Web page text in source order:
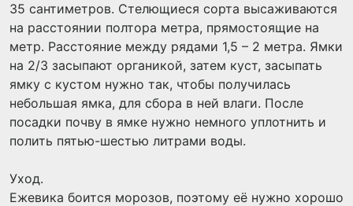
35 сантиметров. Стелющиеся сорта высаживаются
на расстоянии полтора метра, прямостоящие на
метр. Расстояние между рядами 1,5 – 2 метра. Ямки
на 2/3 засыпают органикой, затем куст, засыпать
ямку с кустом нужно так, чтобы получилась
небольшая ямка, для сбора в ней влаги. После
посадки почву в ямке нужно немного уплотнить и
полить пятью-шестью литрами воды.
Уход.
Ежевика боится морозов, поэтому её нужно хорошо